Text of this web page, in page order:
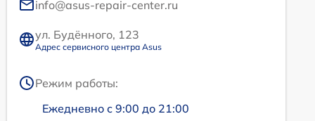
info@asus-repair-center.ru
ул. Будённого, 123
Адрес сервисного центра Asus
Режим работы:
Ежедневно с 9:00 до 21:00